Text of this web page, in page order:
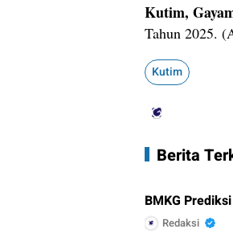
Kutim,
Tahun 2025.
Kutim
Berita
BMKG
Redaksi